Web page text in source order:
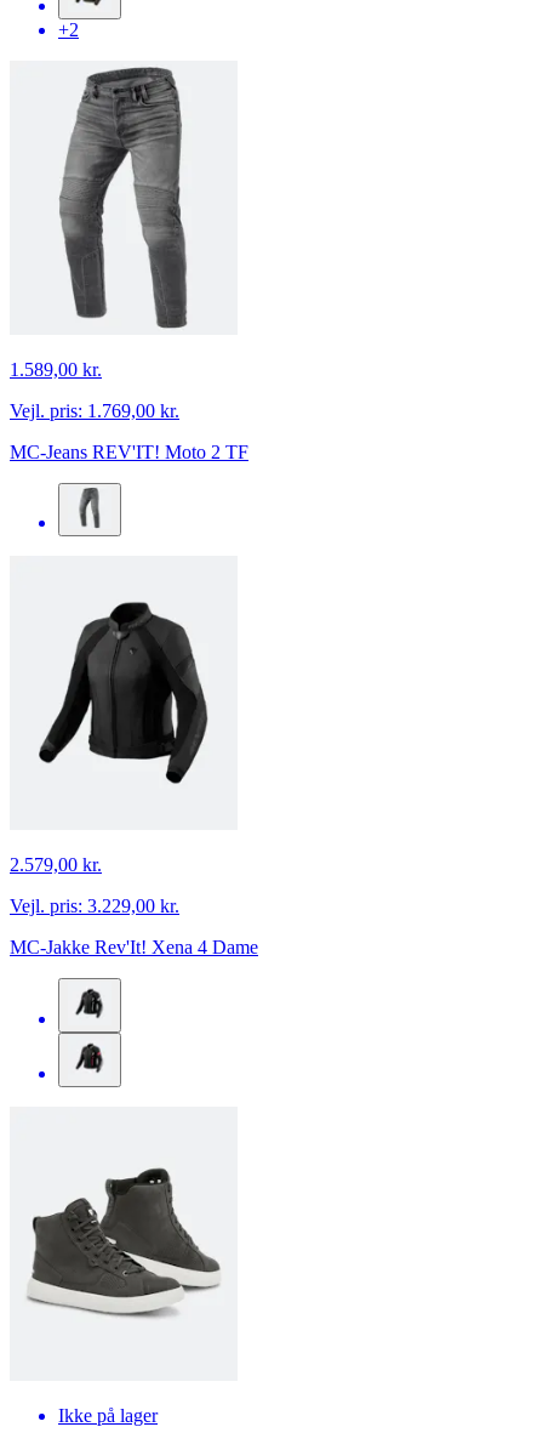
+2
1.589,00 kr.
Vejl. pris: 1.769,00 kr.
MC-Jeans REV'IT! Moto 2 TF
2.579,00 kr.
Vejl. pris: 3.229,00 kr.
MC-Jakke Rev'It! Xena 4 Dame
Ikke på lager